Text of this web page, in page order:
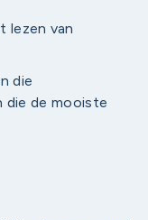
lezen van
die
die de mooiste